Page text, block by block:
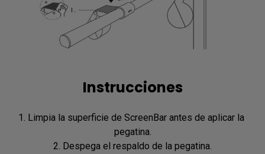
Instrucciones
1. Limpia la superficie de ScreenBar antes de aplicar la
pegatina.
2. Despega el respaldo de la pegatina.